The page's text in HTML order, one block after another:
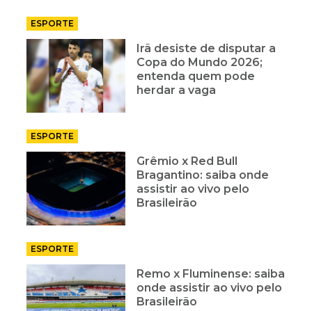
ESPORTE
Irã desiste de disputar a
Copa do Mundo 2026;
entenda quem pode
herdar a vaga
ESPORTE
Grêmio x Red Bull
Bragantino: saiba onde
assistir ao vivo pelo
Brasileirão
ESPORTE
Remo x Fluminense: saiba
onde assistir ao vivo pelo
Brasileirão